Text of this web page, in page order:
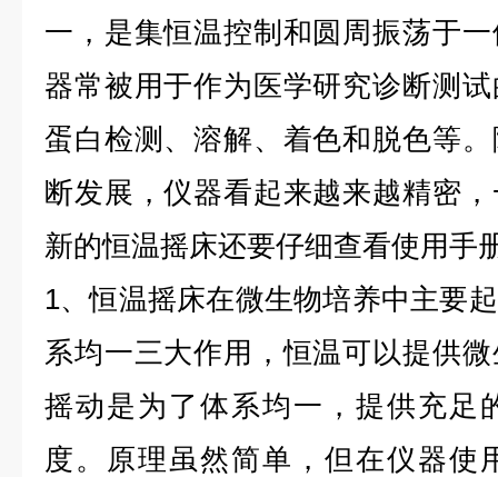
一，是集恒温控制和圆周振荡于
器常被用于作为医学研究诊断测
蛋白检测、溶解、着色和脱色等
断发展，仪器看起来越来越精密
新的恒温摇床还要仔细查看使用手
1、恒温摇床在微生物培养中主要
系均一三大作用，恒温可以提供
摇动是为了体系均一，提供充足
度。原理虽然简单，但在仪器使